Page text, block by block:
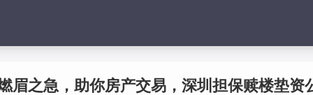
眉之急，助你房产交易，深圳担保赎楼垫资